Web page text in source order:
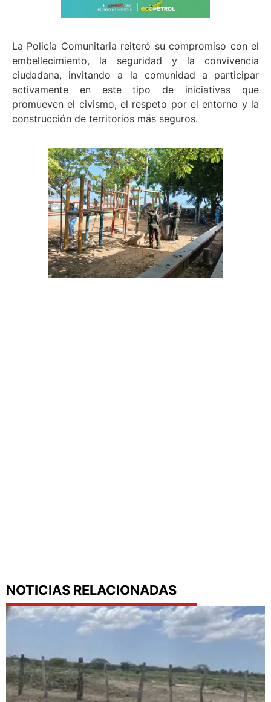
La Policía Comunitaria reiteró su compromiso con el
embellecimiento, la seguridad y la convivencia
ciudadana, invitando a la comunidad a participar
activamente en este tipo de iniciativas que
promueven el civismo, el respeto por el entorno y la
construcción de territorios más seguros.
NOTICIAS RELACIONADAS